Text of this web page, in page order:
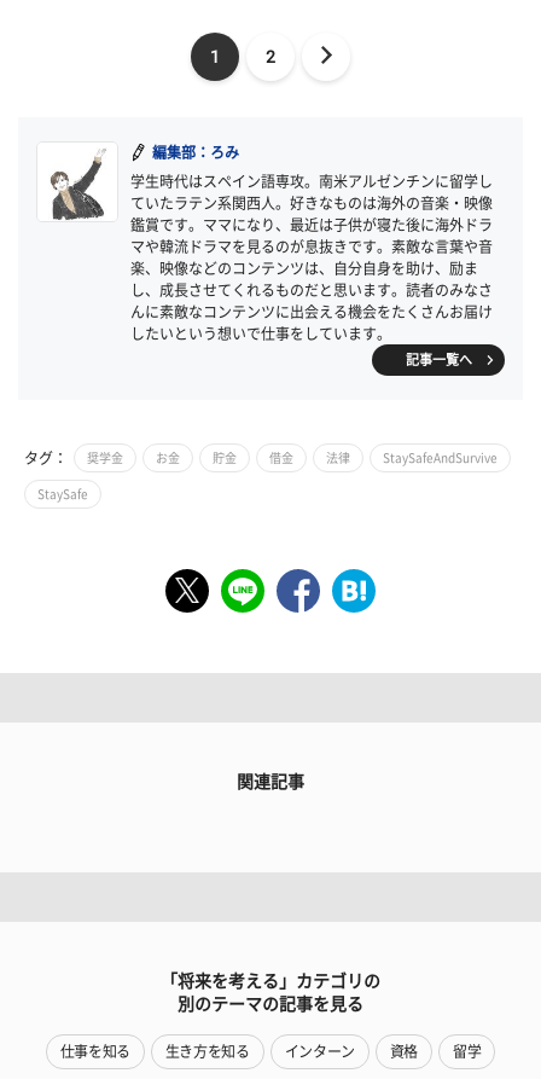
1 2
編集部：ろみ
学生時代はスペイン語専攻。南米アルゼンチンに留学し
ていたラテン系関西人。好きなものは海外の音楽・映像
鑑賞です。ママになり、最近は子供が寝た後に海外ドラ
マや韓流ドラマを見るのが息抜きです。素敵な言葉や音
楽、映像などのコンテンツは、自分自身を助け、励ま
し、成長させてくれるものだと思います。読者のみなさ
んに素敵なコンテンツに出会える機会をたくさんお届け
したいという想いで仕事をしています。
記事一覧へ
タグ： 奨学金 お金 貯金 借金 法律 StaySafeAndSurvive
StaySafe
関連記事
「将来を考える」カテゴリの
別のテーマの記事を見る
仕事を知る 生き方を知る インターン 資格 留学